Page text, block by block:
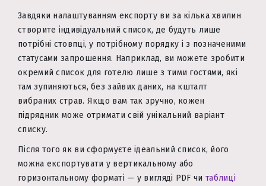
Завдяки налаштуванням експорту ви за кілька хвилин
створите індивідуальний список, де будуть лише
потрібні стовпці, у потрібному порядку і з позначеними
статусами запрошення. Наприклад, ви можете зробити
окремий список для готелю лише з тими гостями, які
там зупиняються, без зайвих даних, на кшталт
вибраних страв. Якщо вам так зручно, кожен
підрядник може отримати свій унікальний варіант
списку.
Після того як ви сформуєте ідеальний список, його
можна експортувати у вертикальному або
горизонтальному форматі — у вигляді PDF чи таблиці